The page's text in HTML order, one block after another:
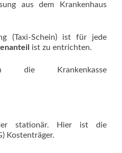
aus dem Krankenhaus
(Taxi-Schein) ist für jede
ist zu entrichten.
die Krankenkasse
stationär. Hier ist die
Kostenträger.